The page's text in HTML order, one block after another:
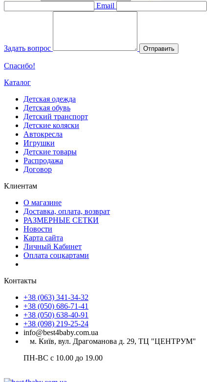
Email
Задать вопрос Отправить
Спасибо!
Каталог
Детская одежда
Детская обувь
Детский транспорт
Детские коляски
Автокресла
Игрушки
Детские товары
Распродажа
Договор
Клиентам
О магазине
Доставка, оплата, возврат
РАЗМЕРНЫЕ СЕТКИ
Новости
Карта сайта
Личный Кабинет
Оплата соцкартами
Контакты
+38 (063) 341-34-32
+38 (050) 686-71-41
+38 (050) 638-40-91
+38 (098) 219-25-24
info@best4baby.com.ua
м. Київ, вул. Драгоманова д. 29, ТЦ "ЦЕНТРУМ"
ПН-ВС с 10.00 до 19.00